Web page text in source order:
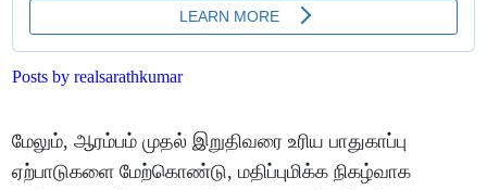
Posts by realsarathkumar
மேலும், ஆரம்பம் முதல் இறுதிவரை உரிய பாதுகாப்பு
ஏற்பாடுகளை மேற்கொண்டு, மதிப்புமிக்க நிகழ்வாக